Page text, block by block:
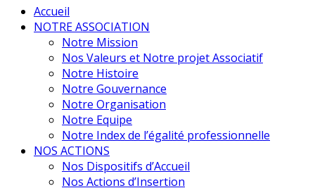
Accueil
NOTRE ASSOCIATION
Notre Mission
Nos Valeurs et Notre projet Associatif
Notre Histoire
Notre Gouvernance
Notre Organisation
Notre Equipe
Notre Index de l’égalité professionnelle
NOS ACTIONS
Nos Dispositifs d’Accueil
Nos Actions d’Insertion